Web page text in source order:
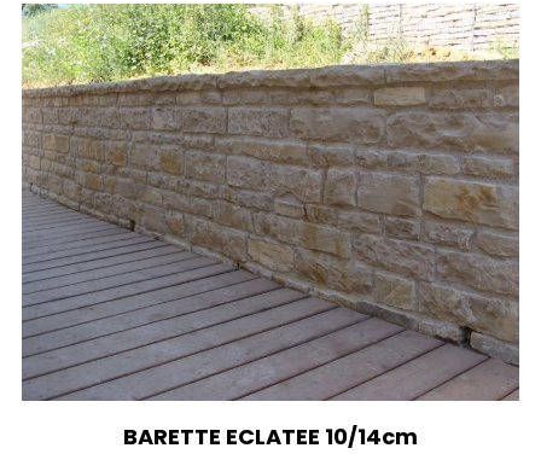
BARETTE ECLATEE 10/14cm